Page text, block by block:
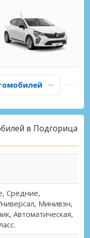
в Подгорица
Средние,
Минивэн,
Автоматическая,